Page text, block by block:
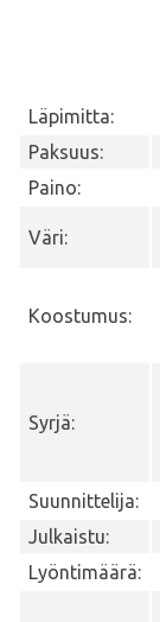
Läpimitta:
Paksuus:
Paino:
Väri:
Koostumus:
Syrjä:
Suunnittelija:
Julkaistu:
Lyöntimäärä: